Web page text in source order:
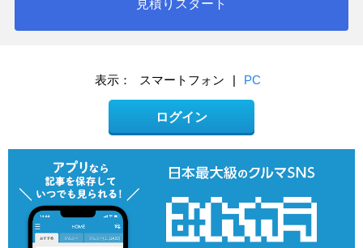
見積りスタート
表示： スマートフォン | PC
ログイン